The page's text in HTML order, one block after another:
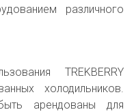
различного
TREKBERRY
холодильников.
арендованы для